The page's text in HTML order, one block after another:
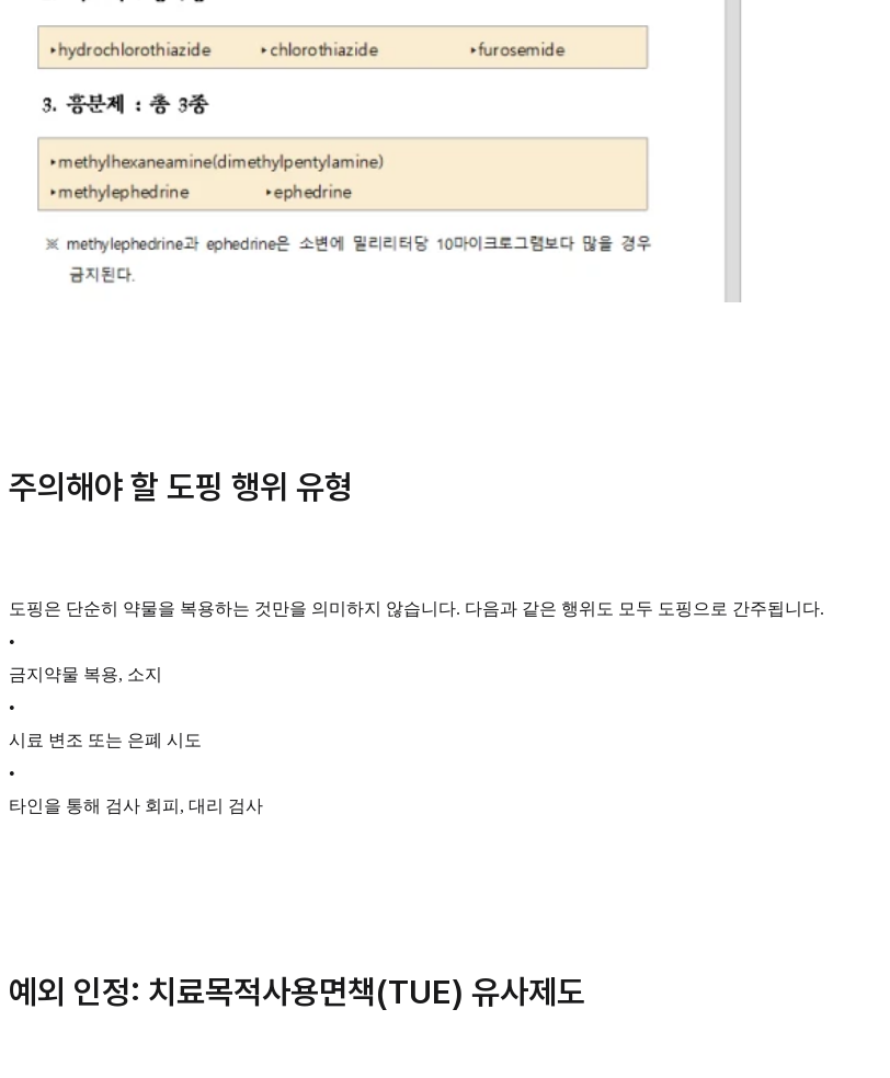
주의해야 할 도핑 행위 유형
도핑은 단순히 약물을 복용하는 것만을 의미하지 않습니다. 다음과 같은 행위도 모두 도핑으로 간주됩니다.
•
금지약물 복용, 소지
•
시료 변조 또는 은폐 시도
•
타인을 통해 검사 회피, 대리 검사
예외 인정: 치료목적사용면책(TUE) 유사제도